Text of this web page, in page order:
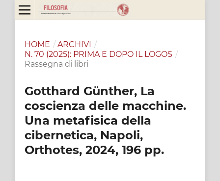
HOME / ARCHIVI /
N. 70 (2025): PRIMA E DOPO IL LOGOS /
Rassegna di libri
Gotthard Günther, La
coscienza delle macchine.
Una metafisica della
cibernetica, Napoli,
Orthotes, 2024, 196 pp.